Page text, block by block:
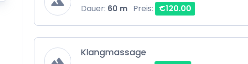
Dauer: 60 m Preis: €120.00
Klangmassage